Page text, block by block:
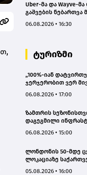
Uber-მა და Wayve-
გაშვების ნებართვა
06.08.2026 • 16:30
ტურიზმი
„100%-იან
ჯერჯერობით ვერ
გაუქმდა“ - Kobuleti
06.08.2026 • 17:00
ზამთრის
დაგეგმილი
გუდაურის
დარსალია
06.08.2026 • 15:00
ლონდონის 50-მდე
ლოკაციაზე
05.08.2026 • 16:00